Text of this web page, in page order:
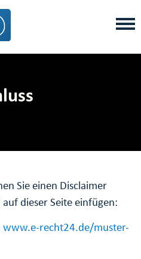
Sie einen Disclaimer
dieser Seite einfügen:
www.e-recht24.de/muster-